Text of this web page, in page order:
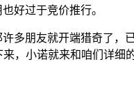
好过于竞价推行。
多朋友就开端猎奇了，
，小诺就来和咱们详细